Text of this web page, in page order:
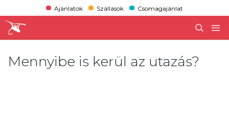
Ajánlatok Szállások Csomagajánlat
Mennyibe is kerül az utazás?